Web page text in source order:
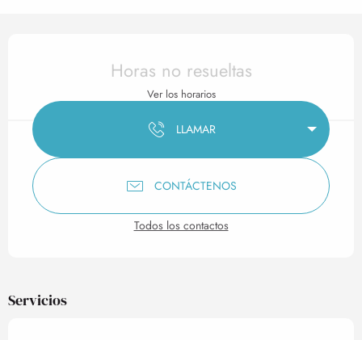
Horarios y datos de
Horas no resueltas
Ver los horarios
LLAMAR
CONTÁCTENOS
Todos los contactos
Servicios